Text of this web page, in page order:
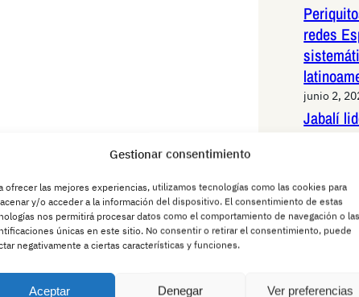
Gestionar consentimiento
ofrecer las mejores experiencias, utilizamos tecnologías como las cookies para
y/o acceder a la información del dispositivo. El consentimiento de estas
nos permitirá procesar datos como el comportamiento de navegación o las
únicas en este sitio. No consentir o retirar el consentimiento, puede
negativamente a ciertas características y funciones.
Aceptar Denegar Ver preferencias
redes
junio 2,
Jabalí
de alta
animal
junio 1,
Pedro